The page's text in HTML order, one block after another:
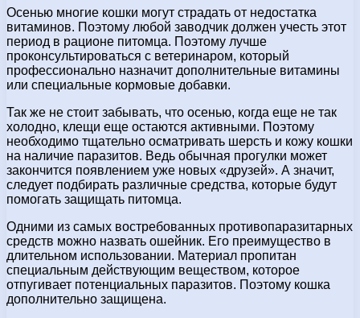
Осенью многие кошки могут страдать от недостатка
витаминов. Поэтому любой заводчик должен учесть этот
период в рационе питомца. Поэтому лучше
проконсультироваться с ветеринаром, который
профессионально назначит дополнительные витамины
или специальные кормовые добавки.
Так же не стоит забывать, что осенью, когда еще не так
холодно, клещи еще остаются активными. Поэтому
необходимо тщательно осматривать шерсть и кожу кошки
на наличие паразитов. Ведь обычная прогулки может
закончится появлением уже новых «друзей». А значит,
следует подбирать различные средства, которые будут
помогать защищать питомца.
Одними из самых востребованных противопаразитарных
средств можно назвать ошейник. Его преимущество в
длительном использовании. Материал пропитан
специальным действующим веществом, которое
отпугивает потенциальных паразитов. Поэтому кошка
дополнительно защищена.